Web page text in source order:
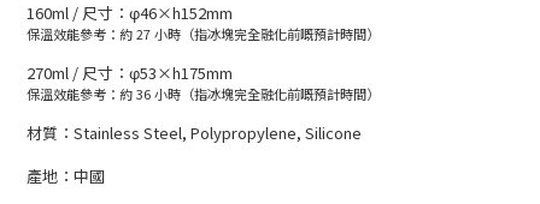
160ml / 尺寸：φ46×h152mm
保溫效能參考：約 27 小時（指冰塊完全融化前嘅預計時間）
270ml / 尺寸： φ53×h175mm
保溫效能參考：約 36 小時（指冰塊完全融化前嘅預計時間）
材質：Stainless Steel, Polypropylene, Silicone
產地：中國